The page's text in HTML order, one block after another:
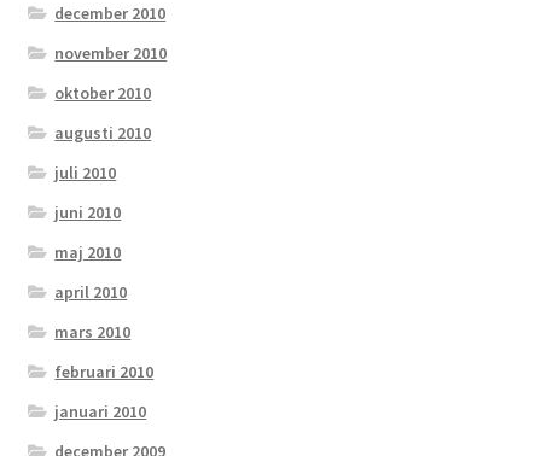
december 2010
november 2010
oktober 2010
augusti 2010
juli 2010
juni 2010
maj 2010
april 2010
mars 2010
februari 2010
januari 2010
december 2009